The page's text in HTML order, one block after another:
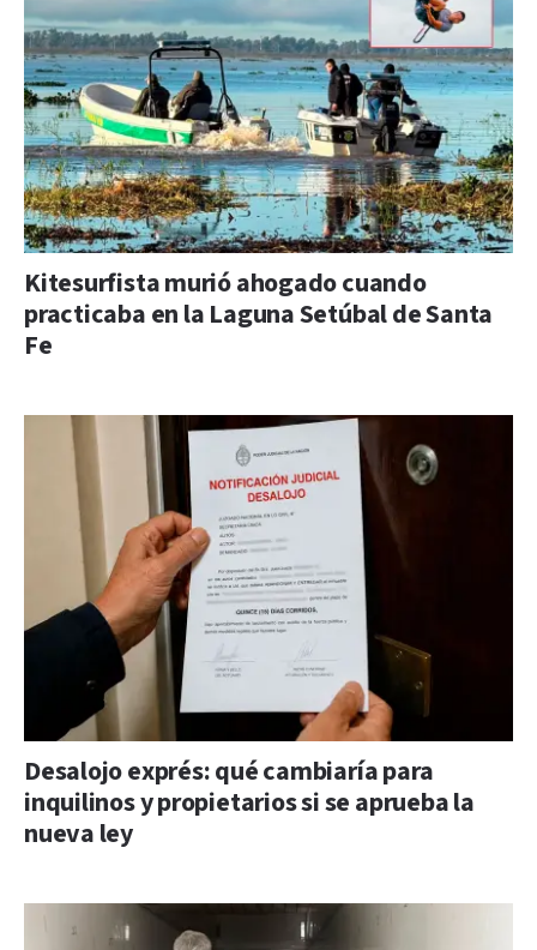
Kitesurfista murió ahogado cuando
practicaba en la Laguna Setúbal de Santa
Fe
Desalojo exprés: qué cambiaría para
inquilinos y propietarios si se aprueba la
nueva ley